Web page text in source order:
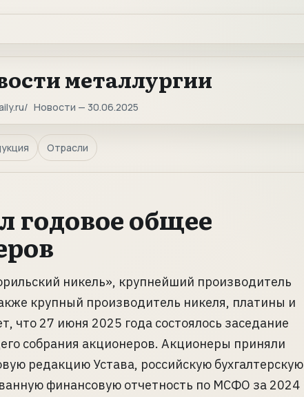
металлургии
Новости — 30.06.2025
Отрасли
годовое общее
никель», крупнейший производитель
крупный производитель никеля, платины и
что 27 июня 2025 года состоялось заседание
собрания акционеров. Акционеры приняли
редакцию Устава, российскую бухгалтерскую
финансовую отчетность по МСФО за 2024